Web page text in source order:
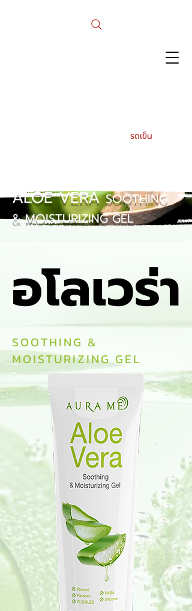
รถเข็น
ALOE VERASOOTHING
& MOISTURIZING GEL
อโลเวร่า
อโลเวร่า
SOOTHING &
MOISTURIZING GEL